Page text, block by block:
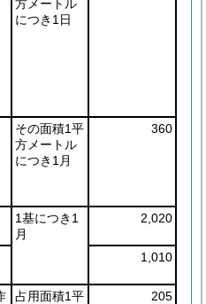
方メートル
につき1日
その面積1平
方メートル
につき1月
360
1基につき1
月
2,020
1,010
占用面積1平
205